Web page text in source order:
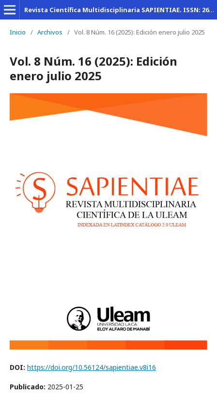
Revista Científica Multidisciplinaria SAPIENTIAE. ISSN: 2600-6030
Inicio / Archivos / Vol. 8 Núm. 16 (2025): Edición enero julio 2025
Vol. 8 Núm. 16 (2025): Edición
enero julio 2025
DOI: https://doi.org/10.56124/sapientiae.v8i16
Publicado: 2025-01-25